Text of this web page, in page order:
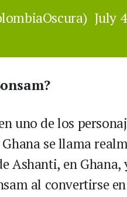
July
uno de los
se llama
Ashanti, en
al convertirse